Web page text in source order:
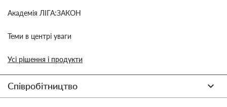
Академія ЛІГА:ЗАКОН
Теми в центрі уваги
Усі рішення і продукти
Співробітництво